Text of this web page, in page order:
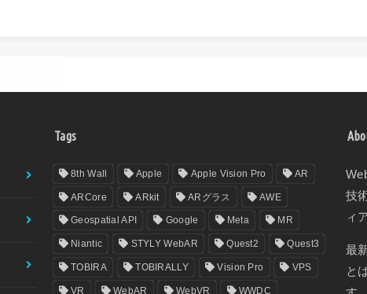
Tags
8th Wall Apple Apple Vision Pro AR
ARCore ARkit ARグラス AWE
Geospatial API Google Meta MR
Niantic STYLY WebAR Quest2 Quest3
TOBIRA TOBIRALLY Vision Pro VPS
VR WebAR WebVR WWDC
技
ィ
最
と